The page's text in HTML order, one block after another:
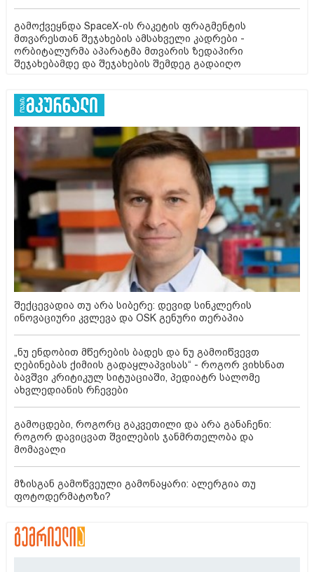
გამოქვეყნდა SpaceX-ის რაკეტის ფრაგმენტის
მთვარესთან შეჯახების ამსახველი კადრები -
ორბიტალურმა აპარატმა მთვარის ზედაპირი
შეჯახებამდე და შეჯახების შემდეგ გადაიღო
შექცევადია თუ არა სიბერე: დევიდ სინკლერის
ინოვაციური კვლევა და OSK გენური თერაპია
„ნუ ენდობით მწერების ბადეს და ნუ გამოიწვევთ
ღებინებას ქიმიის გადაყლაპვისას“ - როგორ ვიხსნათ
ბავშვი კრიტიკულ სიტუაციაში, პედიატრ სალომე
ახვლედიანის რჩევები
გამოცდები, როგორც გაკვეთილი და არა განაჩენი:
როგორ დავიცვათ შვილების ჯანმრთელობა და
მომავალი
მზისგან გამოწვეული გამონაყარი: ალერგია თუ
ფოტოდერმატოზი?